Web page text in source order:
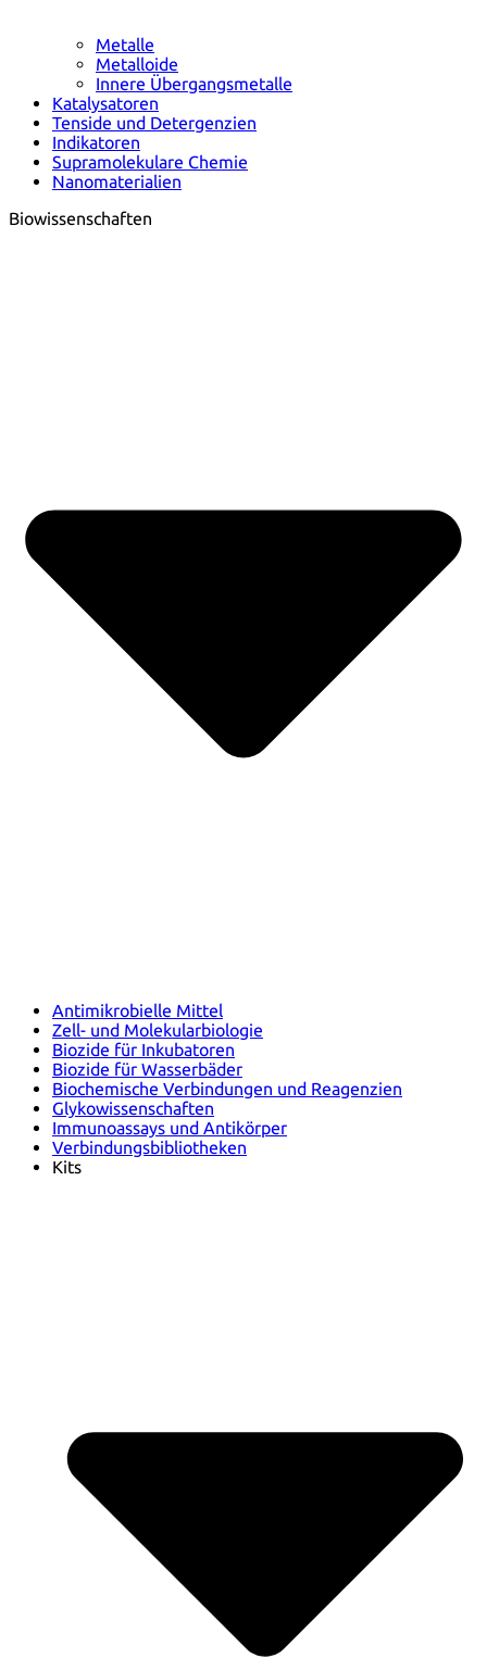
Metalle
Metalloide
Innere Übergangsmetalle
Katalysatoren
Tenside und Detergenzien
Indikatoren
Supramolekulare Chemie
Nanomaterialien
Biowissenschaften
Antimikrobielle Mittel
Zell- und Molekularbiologie
Biozide für Inkubatoren
Biozide für Wasserbäder
Biochemische Verbindungen und Reagenzien
Glykowissenschaften
Immunoassays und Antikörper
Verbindungsbibliotheken
Kits